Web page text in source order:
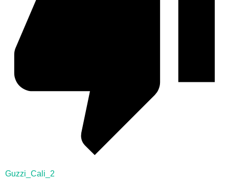
Guzzi_Cali_2